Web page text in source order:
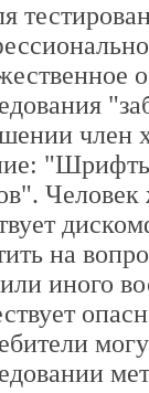
член
"Шрифты
на
иного